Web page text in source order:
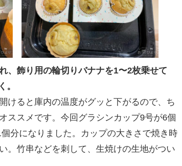
、飾り用の輪切りバナナを1〜2枚乗せて
。
けると庫内の温度がグッと下がるので、ち
ススメです。今回グラシンカップ9号が6個
分になりました。カップの大きさで焼き時
。竹串などを刺して、生焼けの生地がつい